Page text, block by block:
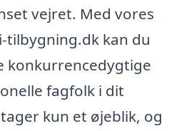
vejret. Med vores
kan du
konkurrencedygtige
fagfolk i dit
kun et øjeblik, og